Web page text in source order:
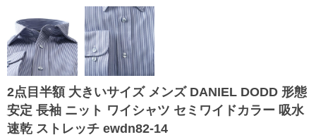
2点目半額 大きいサイズ メンズ DANIEL DODD 形態
安定 長袖 ニット ワイシャツ セミワイドカラー 吸水
速乾 ストレッチ ewdn82-14